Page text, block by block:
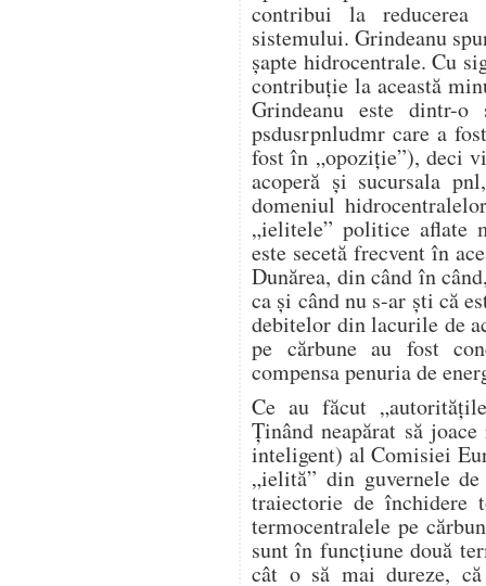
contribui la
sistemului. Grindeanu
șapte hidrocentrale. Cu
contribuție la această
Grindeanu este dintr-
psdusrpnludmr care a
fost în „opoziție”), deci
acoperă și sucursala
domeniul
„ielitele” politice aflate
este secetă frecvent în
Dunărea, din când în
ca și când nu s-ar ști că
debitelor din lacurile de
pe cărbune au fost
compensa penuria de
Ce au făcut
Ținând neapărat să
inteligent) al Comisiei
„ielită” din guvernele
traiectorie de închidere
termocentralele pe
sunt în funcțiune două
cât o să mai dureze,